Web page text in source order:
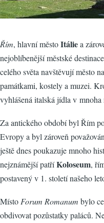
Řím, hlavní městoItáliea
nejoblíbenější městské
celého světa navštěvují město
památkami, kostely a muzei.
vyhlášená italská jídla v mnoha
Za antického období byl Řím
Evropy a byl zároveň
ještě dnes poukazuje mnoho
nejznámější patříKoloseum,
postavený v 1. století našeho
Místo Forum Romanum bylo
obdivovat pozůstatky paláců.